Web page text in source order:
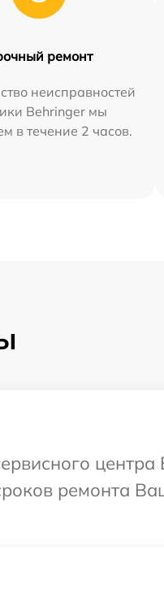
ремонт
неисправностей
Behringer мы
в течение 2 часов.
ремонта